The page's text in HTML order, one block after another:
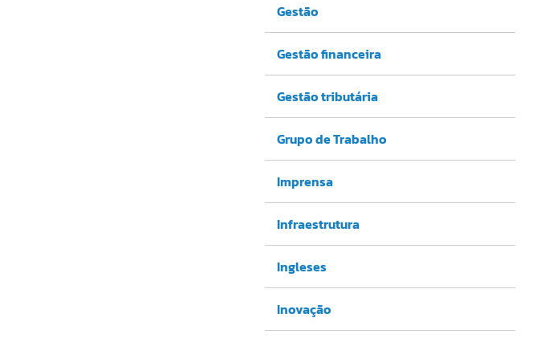
Gestão
Gestão financeira
Gestão tributária
Grupo de Trabalho
Imprensa
Infraestrutura
Ingleses
Inovação